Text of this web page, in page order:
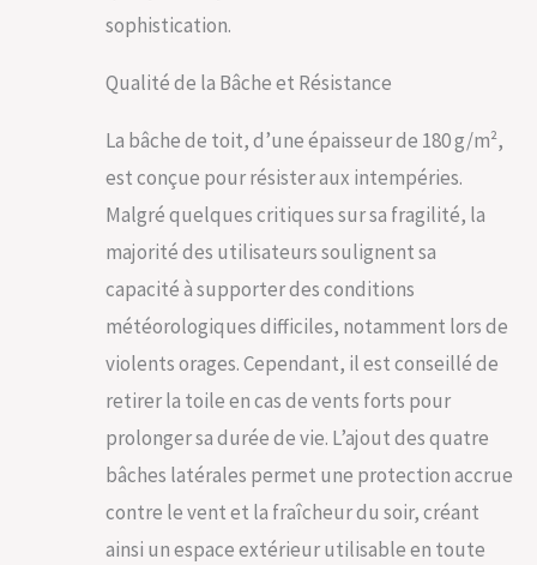
vent SÉCURITÉ
CONSTRUCTION EN
structure en acier
massive avec ses
cm constitue une
base remarquable.
Avec un revêtement
en poudre, tous les
éléments en acier
sont protégés de
manière fiable contre
la corrosion et les
intempéries. Les
éléments décoratifs
entre les poteaux
attirent non
sophistication.
Qualité de la Bâche et Résistance
La bâche de toit, d’une épaisseur de 180 g/m²,
est conçue pour résister aux intempéries.
Malgré quelques critiques sur sa fragilité, la
majorité des utilisateurs soulignent sa
capacité à supporter des conditions
météorologiques difficiles, notamment lors de
violents orages. Cependant, il est conseillé de
retirer la toile en cas de vents forts pour
prolonger sa durée de vie. L’ajout des quatre
bâches latérales permet une protection accrue
contre le vent et la fraîcheur du soir, créant
ainsi un espace extérieur utilisable en toute